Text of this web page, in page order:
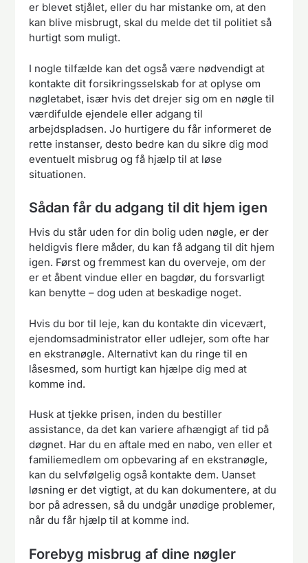
er blevet stjålet, eller du har mistanke om, at den
kan blive misbrugt, skal du melde det til politiet så
hurtigt som muligt.
I nogle tilfælde kan det også være nødvendigt at
kontakte dit forsikringsselskab for at oplyse om
nøgletabet, især hvis det drejer sig om en nøgle til
værdifulde ejendele eller adgang til
arbejdspladsen. Jo hurtigere du får informeret de
rette instanser, desto bedre kan du sikre dig mod
eventuelt misbrug og få hjælp til at løse
situationen.
Sådan får du adgang til dit hjem igen
Hvis du står uden for din bolig uden nøgle, er der
heldigvis flere måder, du kan få adgang til dit hjem
igen. Først og fremmest kan du overveje, om der
er et åbent vindue eller en bagdør, du forsvarligt
kan benytte – dog uden at beskadige noget.
Hvis du bor til leje, kan du kontakte din vicevært,
ejendomsadministrator eller udlejer, som ofte har
en ekstranøgle. Alternativt kan du ringe til en
låsesmed, som hurtigt kan hjælpe dig med at
komme ind.
Husk at tjekke prisen, inden du bestiller
assistance, da det kan variere afhængigt af tid på
døgnet. Har du en aftale med en nabo, ven eller et
familiemedlem om opbevaring af en ekstranøgle,
kan du selvfølgelig også kontakte dem. Uanset
løsning er det vigtigt, at du kan dokumentere, at du
bor på adressen, så du undgår unødige problemer,
når du får hjælp til at komme ind.
Forebyg misbrug af dine nøgler